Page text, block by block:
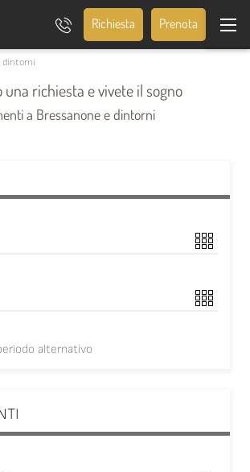
Richiesta Prenota
dintorni
richiesta e vivete il sogno
a Bressanone e dintorni
alternativo